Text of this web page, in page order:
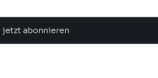
abonnieren